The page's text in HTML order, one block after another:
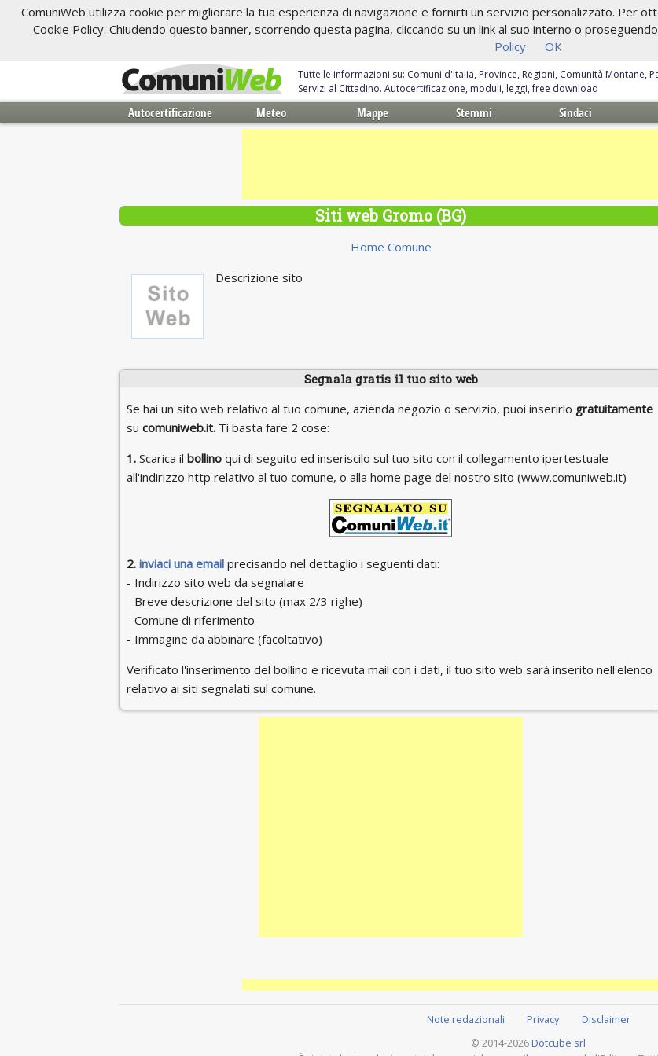
ComuniWeb utilizza cookie per migliorare la tua esperienza di navigazione e fornirti un servizio personalizzato. Per
Cookie Policy. Chiudendo questo banner, scorrendo questa pagina, cliccando su un link al suo interno o
Policy
OK
Tutte le informazioni su: Comuni d'Italia, Province, Regioni, Comunità Montane,
Servizi al Cittadino. Autocertificazione, moduli, leggi, free download
Autocertificazione Meteo Mappe Stemmi Sindaci
Siti web Gromo (BG)
Home Comune
Descrizione sito
Segnala gratis il tuo sito web
Se hai un sito web relativo al tuo comune, azienda negozio o servizio, puoi inserirlo gratuitamente
su comuniweb.it.Ti basta fare 2 cose:
1.Scarica il bollinoqui di seguito ed inseriscilo sul tuo sito con il collegamento ipertestuale
all'indirizzo http relativo al tuo comune, o alla home page del nostro sito (www.comuniweb.it)
2. inviaci una emailprecisando nel dettaglio i seguenti dati:
- Indirizzo sito web da segnalare
- Breve descrizione del sito (max 2/3 righe)
- Comune di riferimento
- Immagine da abbinare (facoltativo)
Verificato l'inserimento del bollino e ricevuta mail con i dati, il tuo sito web sarà inserito nell'elenco
relativo ai siti segnalati sul comune.
Note redazionali Privacy
Disclaimer
© 2014-2026 Dotcube srl